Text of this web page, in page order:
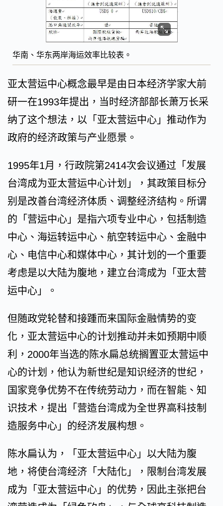
华南、华东两岸海运效率比较表。
亚太营运中心概念最早是由日本经济学家大前
研一在1993年提出，当时经济部部长萧万长采
纳了这个想法，以「亚太营运中心」推动作为
政府的经济政策与产业愿景。
1995年1月，行政院第2414次会议通过「发展
台湾成为亚太营运中心计划」，其政策目标分
别是改善台湾经济体质、调整经济结构。所谓
的「营运中心」是指六项专业中心，包括制造
中心、海运转运中心、航空转运中心、金融中
心、电信中心和媒体中心，其计划的一个重要
考虑是以大陆为腹地，建立台湾成为「亚太营
运中心」。
但随政党轮替和接踵而来国际金融情势的变
化，亚太营运中心的计划推动并未如预期中顺
利，2000年当选的陈水扁总统搁置亚太营运中
心的计划，他认为新世纪是知识经济的世纪，
国家竞争优势不在传统劳动力，而在智能、知
识技术，提出「营造台湾成为全世界高科技制
造服务中心」的经济发展构想。
陈水扁认为，「亚太营运中心」以大陆为腹
地，将使台湾经济「大陆化」，限制台湾发展
成为「亚太营运中心」的优势，因此主张把台